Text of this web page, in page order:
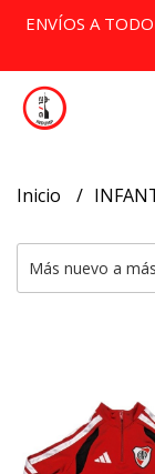
ENVÍOS A
Inicio